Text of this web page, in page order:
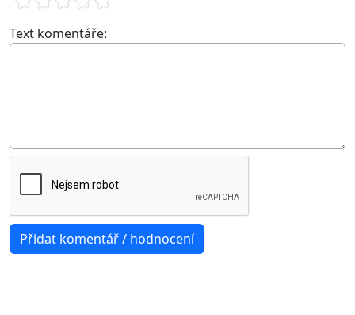
Text komentáře: